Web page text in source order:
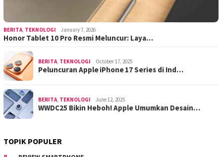
BERITA TEKNOLOGI January 7, 2026
Honor Tablet 10 Pro Resmi Meluncur: Laya…
BERITA TEKNOLOGI October 17, 2025
Peluncuran Apple iPhone 17 Series di Ind…
BERITA TEKNOLOGI June 12, 2025
WWDC25 Bikin Heboh! Apple Umumkan Desain…
TOPIK POPULER